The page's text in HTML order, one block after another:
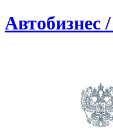
Автобизнес